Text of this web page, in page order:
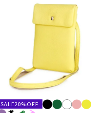
SALE20%OFF